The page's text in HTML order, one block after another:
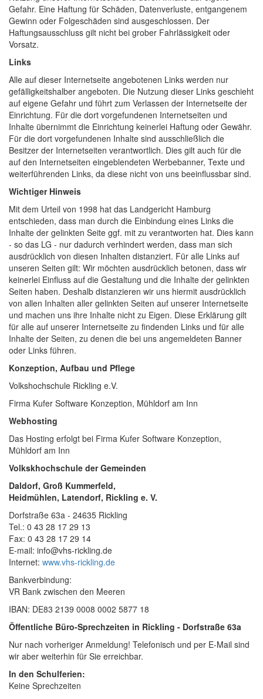
Gefahr. Eine Haftung für Schäden, Datenverluste, entgangenem
Gewinn oder Folgeschäden sind ausgeschlossen. Der
Haftungsausschluss gilt nicht bei grober Fahrlässigkeit oder
Vorsatz.
Links
Alle auf dieser Internetseite angebotenen Links werden nur
gefälligkeitshalber angeboten. Die Nutzung dieser Links geschieht
auf eigene Gefahr und führt zum Verlassen der Internetseite der
Einrichtung. Für die dort vorgefundenen Internetseiten und
Inhalte übernimmt die Einrichtung keinerlei Haftung oder Gewähr.
Für die dort vorgefundenen Inhalte sind ausschließlich die
Besitzer der Internetseiten verantwortlich. Dies gilt auch für die
auf den Internetseiten eingeblendeten Werbebanner, Texte und
weiterführenden Links, da diese nicht von uns beeinflussbar sind.
Wichtiger Hinweis
Mit dem Urteil von 1998 hat das Landgericht Hamburg
entschieden, dass man durch die Einbindung eines Links die
Inhalte der gelinkten Seite ggf. mit zu verantworten hat. Dies kann
- so das LG - nur dadurch verhindert werden, dass man sich
ausdrücklich von diesen Inhalten distanziert. Für alle Links auf
unseren Seiten gilt: Wir möchten ausdrücklich betonen, dass wir
keinerlei Einfluss auf die Gestaltung und die Inhalte der gelinkten
Seiten haben. Deshalb distanzieren wir uns hiermit ausdrücklich
von allen Inhalten aller gelinkten Seiten auf unserer Internetseite
und machen uns ihre Inhalte nicht zu Eigen. Diese Erklärung gilt
für alle auf unserer Internetseite zu findenden Links und für alle
Inhalte der Seiten, zu denen die bei uns angemeldeten Banner
oder Links führen.
Konzeption, Aufbau und Pflege
Volkshochschule Rickling e.V.
Firma Kufer Software Konzeption, Mühldorf am Inn
Webhosting
Das Hosting erfolgt bei Firma Kufer Software Konzeption,
Mühldorf am Inn
Volkskhochschule der Gemeinden
Daldorf, Groß Kummerfeld,
Heidmühlen, Latendorf, Rickling e. V.
Dorfstraße 63a - 24635 Rickling
Tel.: 0 43 28 17 29 13
Fax: 0 43 28 17 29 14
E-mail: info@vhs-rickling.de
Internet: www.vhs-rickling.de
Bankverbindung:
VR Bank zwischen den Meeren
IBAN: DE83 2139 0008 0002 5877 18
Öffentliche Büro-Sprechzeiten in Rickling - Dorfstraße 63a
Nur nach vorheriger Anmeldung! Telefonisch und per E-Mail sind
wir aber weiterhin für Sie erreichbar.
In den Schulferien:
Keine Sprechzeiten